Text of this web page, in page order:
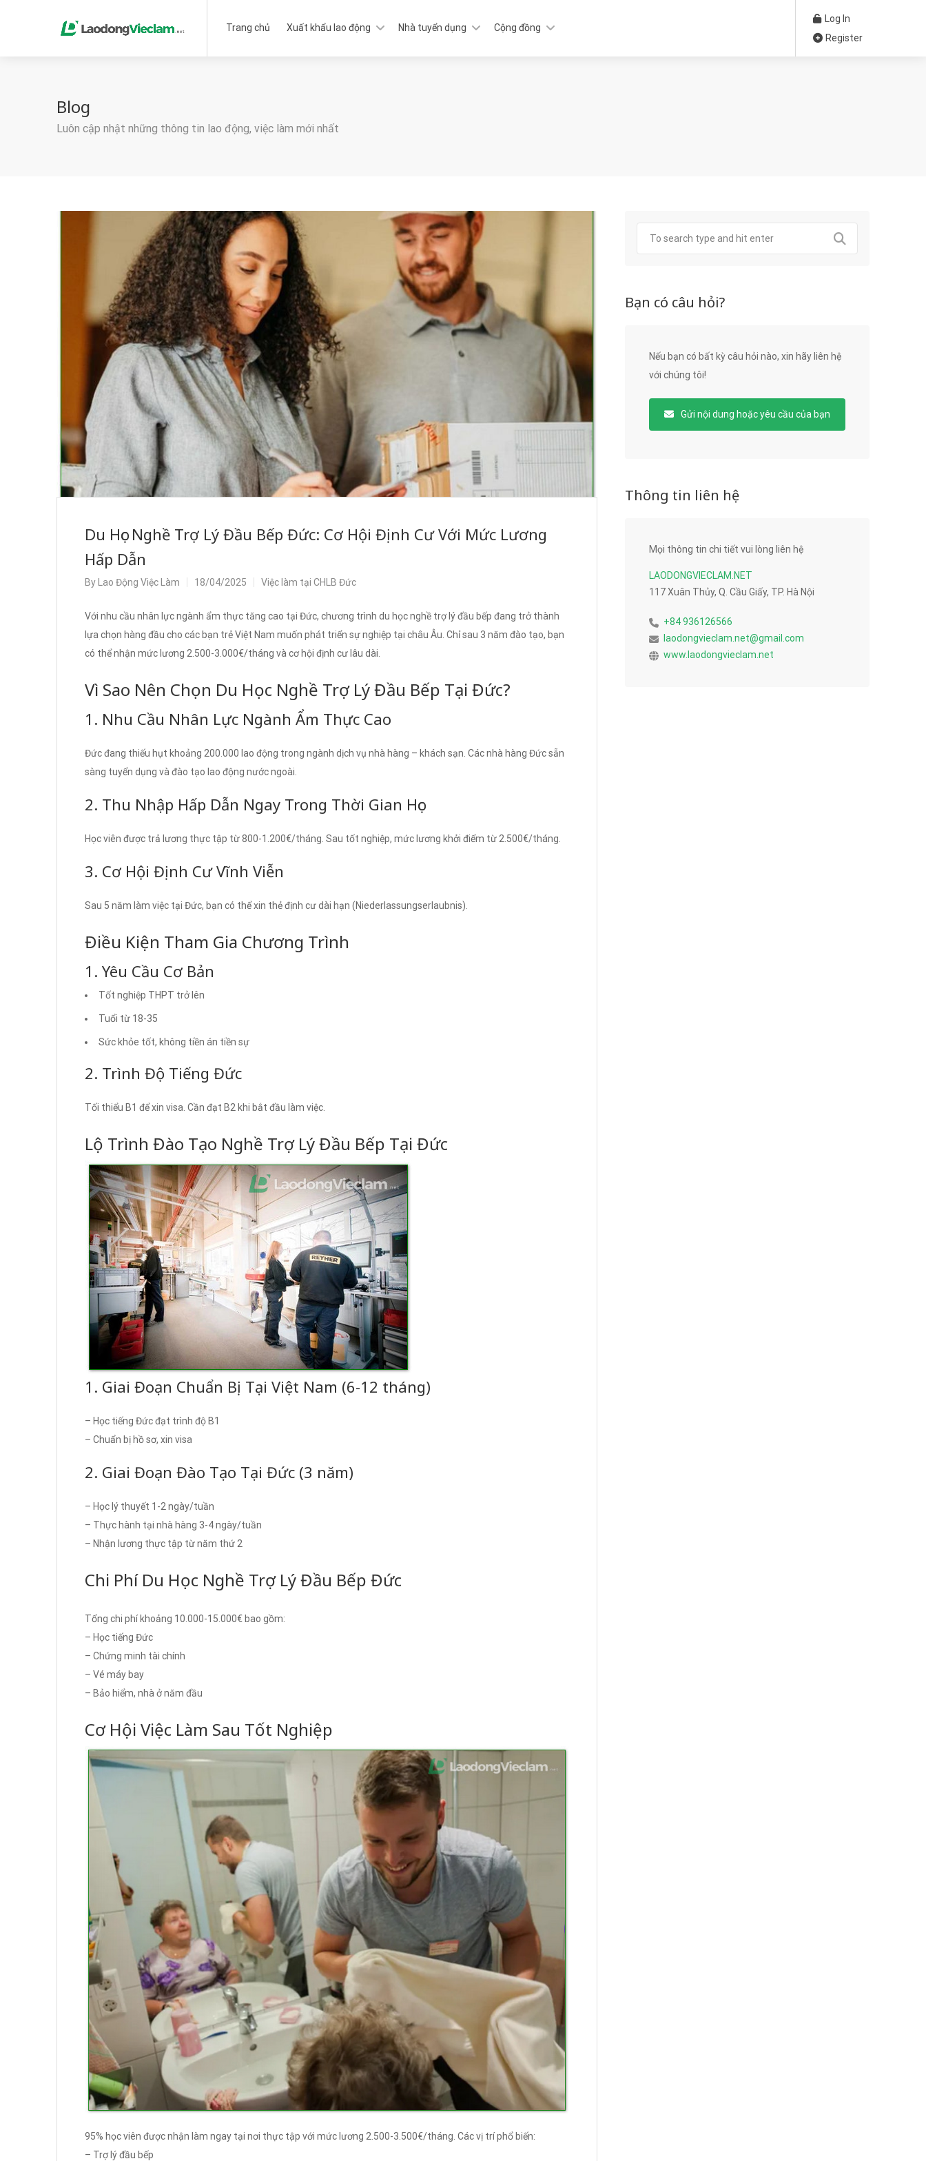
Trang chủ Xuất khẩu lao động Nhà tuyển dụng Cộng đồng
Log In
Register
Blog
Luôn cập nhật những thông tin lao động, việc làm mới nhất
Du Học Nghề Trợ Lý Đầu Bếp Đức: Cơ Hội Định Cư Với Mức Lương
Hấp Dẫn
By Lao Động Việc Làm 18/04/2025 Việc làm tại CHLB Đức
Với nhu cầu nhân lực ngành ẩm thực tăng cao tại Đức, chương trình du học nghề trợ lý đầu bếp đang trở thành
lựa chọn hàng đầu cho các bạn trẻ Việt Nam muốn phát triển sự nghiệp tại châu Âu. Chỉ sau 3 năm đào tạo, bạn
có thể nhận mức lương 2.500-3.000€/tháng và cơ hội định cư lâu dài.
Vì Sao Nên Chọn Du Học Nghề Trợ Lý Đầu Bếp Tại Đức?
1. Nhu Cầu Nhân Lực Ngành Ẩm Thực Cao
Đức đang thiếu hụt khoảng 200.000 lao động trong ngành dịch vụ nhà hàng – khách sạn. Các nhà hàng Đức sẵn
sàng tuyển dụng và đào tạo lao động nước ngoài.
2. Thu Nhập Hấp Dẫn Ngay Trong Thời Gian Học
Học viên được trả lương thực tập từ 800-1.200€/tháng. Sau tốt nghiệp, mức lương khởi điểm từ 2.500€/tháng.
3. Cơ Hội Định Cư Vĩnh Viễn
Sau 5 năm làm việc tại Đức, bạn có thể xin thẻ định cư dài hạn (Niederlassungserlaubnis).
Điều Kiện Tham Gia Chương Trình
1. Yêu Cầu Cơ Bản
Tốt nghiệp THPT trở lên
Tuổi từ 18-35
Sức khỏe tốt, không tiền án tiền sự
2. Trình Độ Tiếng Đức
Tối thiểu B1 để xin visa. Cần đạt B2 khi bắt đầu làm việc.
Lộ Trình Đào Tạo Nghề Trợ Lý Đầu Bếp Tại Đức
1. Giai Đoạn Chuẩn Bị Tại Việt Nam (6-12 tháng)
– Học tiếng Đức đạt trình độ B1
– Chuẩn bị hồ sơ, xin visa
2. Giai Đoạn Đào Tạo Tại Đức (3 năm)
– Học lý thuyết 1-2 ngày/tuần
– Thực hành tại nhà hàng 3-4 ngày/tuần
– Nhận lương thực tập từ năm thứ 2
Chi Phí Du Học Nghề Trợ Lý Đầu Bếp Đức
Tổng chi phí khoảng 10.000-15.000€ bao gồm:
– Học tiếng Đức
– Chứng minh tài chính
– Vé máy bay
– Bảo hiểm, nhà ở năm đầu
Cơ Hội Việc Làm Sau Tốt Nghiệp
95% học viên được nhận làm ngay tại nơi thực tập với mức lương 2.500-3.500€/tháng. Các vị trí phổ biến:
– Trợ lý đầu bếp
Bạn có câu hỏi?
Nếu bạn có bất kỳ câu hỏi nào, xin hãy liên hệ
với chúng tôi!
Gửi nội dung hoặc yêu cầu của bạn
Thông tin liên hệ
Mọi thông tin chi tiết vui lòng liên hệ
LAODONGVIECLAM.NET
117 Xuân Thủy, Q. Cầu Giấy, TP. Hà Nội
+84 936126566
laodongvieclam.net@gmail.com
www.laodongvieclam.net